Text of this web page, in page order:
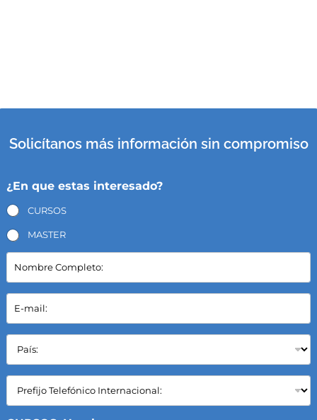
Solicítanos más información sin compromiso
¿En que estas interesado?
CURSOS
MASTER
N
m
b
e
C
m
p
e
E
m
a
l
*
P
í
s
*
C
m